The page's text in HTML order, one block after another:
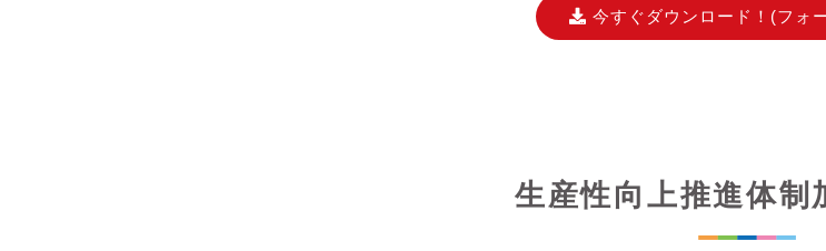
今すぐダウンロード！ (フォ
生産性向上推進体制